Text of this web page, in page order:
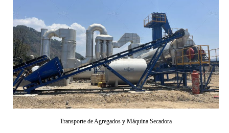
Transporte de Agregados y Máquina Secadora